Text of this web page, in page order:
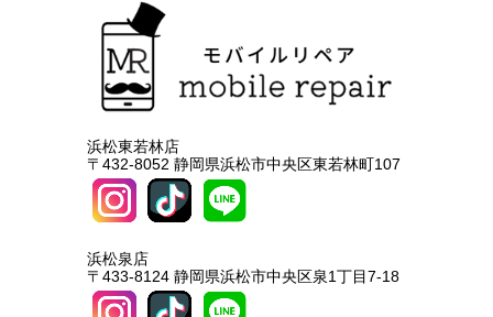
浜松東若林店
〒432-8052 静岡県浜松市中央区東若林町107
浜松泉店
〒433-8124 静岡県浜松市中央区泉1丁目7-18